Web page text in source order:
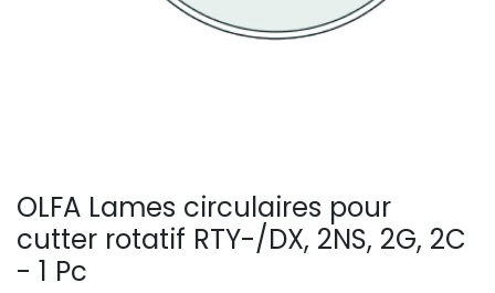
OLFA Lames circulaires pour
cutter rotatif RTY-/DX, 2NS, 2G, 2C
- 1 Pc